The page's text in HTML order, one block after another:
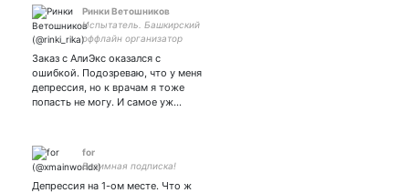
Ринки Ветошников
Испытатель. Башкирский
оффлайн организатор
Заказ с АлиЭкс оказался с
ошибкой. Подозреваю, что у меня
депрессия, но к врачам я тоже
попасть не могу. И самое уж…
for
Взаимная подписка!
Депрессия на 1-ом месте. Что ж